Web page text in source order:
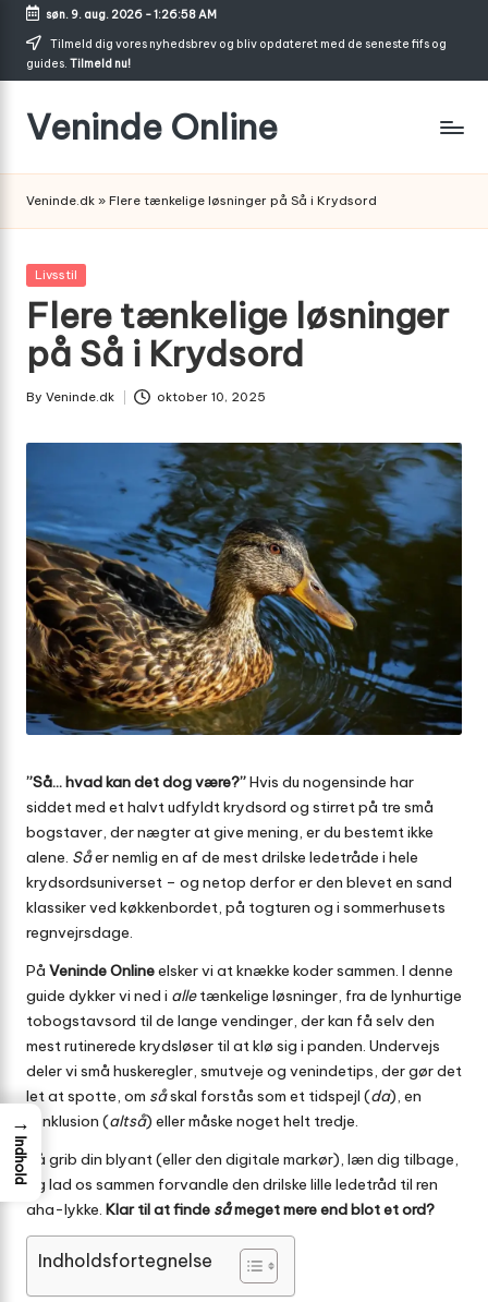
Skip
søn. 9. aug. 2026-1:26:59 AM
Tilmeld dig vores nyhedsbrev og bliv opdateret med de seneste fifs og
guides. Tilmeld nu!
Veninde Online
inspiration
Veninde.dk » Flere tænkelige løsninger på Så i Krydsord
Posted
Livsstil
Flere tænkelige løsninger
på Så i Krydsord
Posted
By Veninde.dk oktober 10, 2025
”Så… hvad kan det dog være?”Hvis du nogensinde har
siddet med et halvt udfyldt krydsord og stirret på tre små
bogstaver, der nægter at give mening, er du bestemt ikke
alene. Såer nemlig en af de mest drilske ledetråde i hele
krydsordsuniverset – og netop derfor er den blevet en sand
klassiker ved køkkenbordet, på togturen og i sommerhusets
regnvejrsdage.
På Veninde Onlineelsker vi at knække koder sammen. I denne
guide dykker vi ned i alletænkelige løsninger, fra de lynhurtige
tobogstavs­ord til de lange vendinger, der kan få selv den
mest rutinerede krydsløser til at klø sig i panden. Undervejs
deler vi små huskeregler, smutveje og venindetips, der gør det
let at spotte, om såskal forstås som et tidspejl (da), en
konklusion (altså) eller måske noget helt tredje.
Så grib din blyant (eller den digitale markør), læn dig tilbage,
og lad os sammen forvandle den drilske lille ledetråd til ren
aha-lykke. Klar til at finde såmeget mere end blot et ord?
Indholdsfortegnelse
→
Indhold